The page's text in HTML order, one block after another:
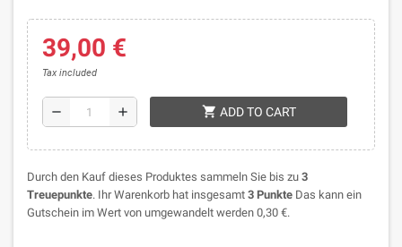
39,00 €
Tax included
remove add shopping_cart ADD TO CART
Durch den Kauf dieses Produktes sammeln Sie bis zu 3
Treuepunkte. Ihr Warenkorb hat insgesamt 3 Punkte Das kann ein
Gutschein im Wert von umgewandelt werden 0,30 €.